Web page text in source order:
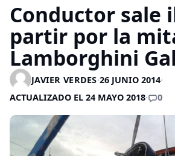
Conductor sale
partir por la
Lamborghini
JAVIER VERDES·26 JUNIO 2014·
ACTUALIZADO EL 24 MAYO 2018· 0